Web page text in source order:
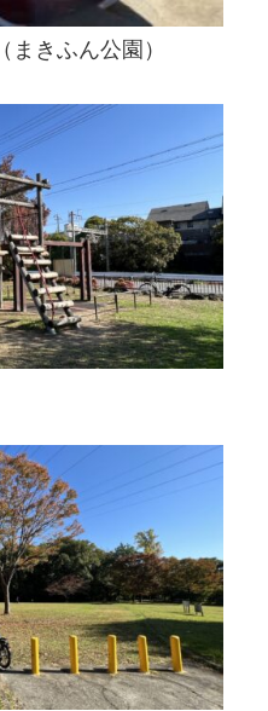
きふん公園）